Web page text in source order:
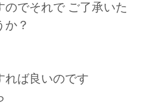
のでそれで ご了承いた
か？
れば良いのです